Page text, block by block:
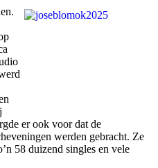
er ook voor dat de
werden gebracht. Ze
58 duizend singles en vele